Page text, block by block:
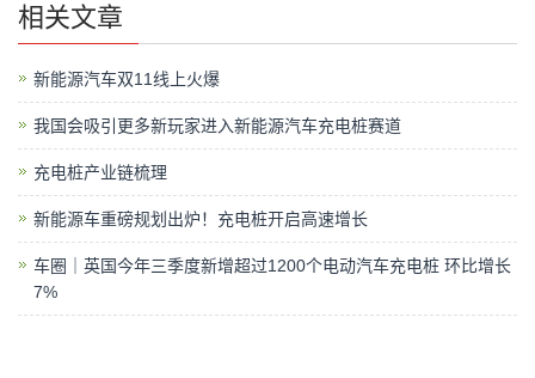
相关文章
新能源汽车双11线上火爆
我国会吸引更多新玩家进入新能源汽车充电桩赛道
充电桩产业链梳理
新能源车重磅规划出炉！充电桩开启高速增长
车圈｜英国今年三季度新增超过1200个电动汽车充电桩 环比增长
7%